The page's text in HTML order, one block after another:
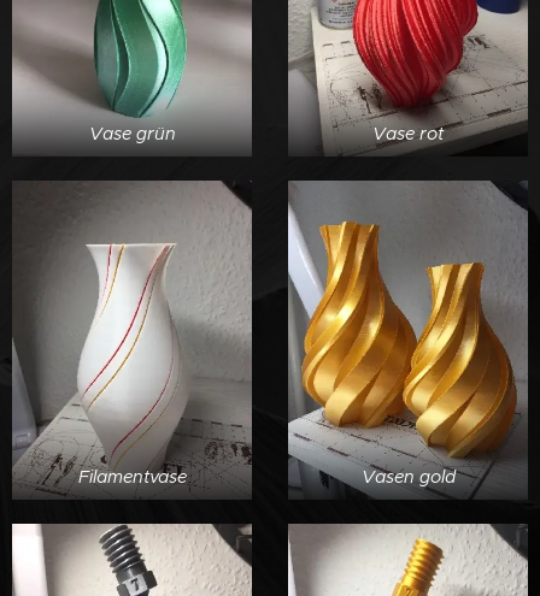
Vase grün Vase rot
Filamentvase Vasen gold